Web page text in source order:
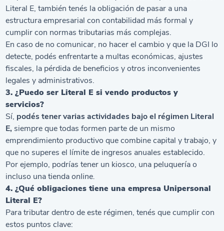
Literal E, también tenés la obligación de pasar a una
estructura empresarial con contabilidad más formal y
cumplir con normas tributarias más complejas.
En caso de no comunicar, no hacer el cambio y que la DGI lo
detecte, podés enfrentarte a multas económicas, ajustes
fiscales, la pérdida de beneficios y otros inconvenientes
legales y administrativos.
3. ¿Puedo ser Literal E si vendo productos y
servicios?
Sí, podés tener varias actividades bajo el régimen Literal
E, siempre que todas formen parte de un mismo
emprendimiento productivo que combine capital y trabajo, y
que no superes el límite de ingresos anuales establecido.
Por ejemplo, podrías tener un kiosco, una peluquería o
incluso una tiendaonline.
4. ¿Qué obligaciones tiene una empresa Unipersonal
Literal E?
Para tributar dentro de este régimen, tenés que cumplir con
estos puntos clave: